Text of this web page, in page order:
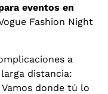
eventos en
Fashion Night
a
distancia:
donde tú lo